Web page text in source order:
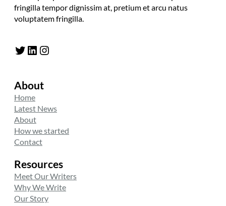
fringilla tempor dignissim at, pretium et arcu natus
voluptatem fringilla.
Twitter LinkedIn Instagram
About
Home
Latest News
About
How we started
Contact
Resources
Meet Our Writers
Why We Write
Our Story